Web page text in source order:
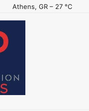
Athens, GR – 27 C